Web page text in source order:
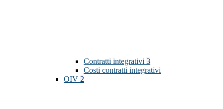
Contratti integrativi 3
Costi contratti integrativi
OIV 2